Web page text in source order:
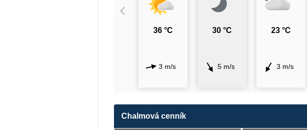
36 °C
3 m/s
30 °C
5 m/s
23 °C
3 m/s
Chalmová cenník